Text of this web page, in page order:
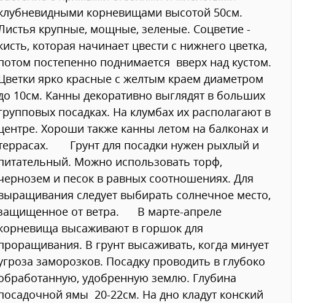
корневищами высотой 50см.
крупные, мощные, зеленые. Соцветие -
которая начинает цвести с нижнего цветка,
постепенно поднимается вверх над кустом.
ярко красные с желтым краем диаметром
10см. Канны декоративно выглядят в больших
посадках. На клумбах их располагают в
Хороши также канны летом на балконах и
Грунт для посадки нужен рыхлый и
Можно использовать торф,
и песок в равных соотношениях. Для
следует выбирать солнечное место,
от ветра. В марте-апреле
высаживают в горшок для
В грунт высаживать, когда минует
заморозков. Посадку проводить в глубоко
удобренную землю. Глубина
ямы 20-22см. На дно кладут конский